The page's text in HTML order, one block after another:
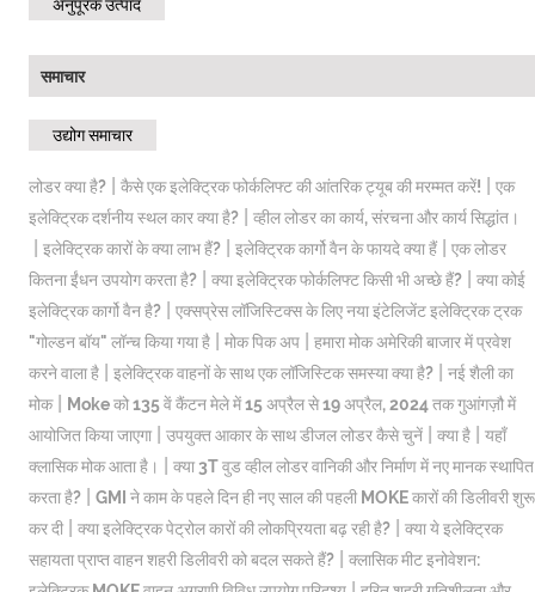
अनुपूरक उत्पाद
समाचार
उद्योग समाचार
लोडर क्या है?| कैसे एक इलेक्ट्रिक फोर्कलिफ्ट की आंतरिक ट्यूब की मरम्मत करें!
एक
इलेक्ट्रिक दर्शनीय स्थल कार क्या है?| व्हील लोडर का कार्य, संरचना और कार्य सिद्धांत।
इलेक्ट्रिक कारों के क्या लाभ हैं?| इलेक्ट्रिक कार्गो वैन के फायदे क्या हैं| एक लोडर
कितना ईंधन उपयोग करता है?| क्या इलेक्ट्रिक फोर्कलिफ्ट किसी भी अच्छे हैं?| क्या कोई
इलेक्ट्रिक कार्गो वैन है?| एक्सप्रेस लॉजिस्टिक्स के लिए नया इंटेलिजेंट इलेक्ट्रिक ट्रक
"गोल्डन बॉय" लॉन्च किया गया है| मोक पिक अप| हमारा मोक अमेरिकी बाजार में प्रवेश
करने वाला है| इलेक्ट्रिक वाहनों के साथ एक लॉजिस्टिक समस्या क्या है?| नई शैली का
मोक|
Moke को 135 वें कैंटन मेले में 15 अप्रैल से 19 अप्रैल, 2024 तक गुआंगज़ौ में
आयोजित किया जाएगा| उपयुक्त आकार के साथ डीजल लोडर कैसे चुनें| क्या है| यहाँ
क्लासिक मोक आता है।
क्या 3T वुड व्हील लोडर वानिकी और निर्माण में नए मानक स्थापित
करता है?| GMI ने काम के पहले दिन ही नए साल की पहली MOKE कारों की डिलीवरी शुरू
कर दी| क्या इलेक्ट्रिक पेट्रोल कारों की लोकप्रियता बढ़ रही है?| क्या ये इलेक्ट्रिक
सहायता प्राप्त वाहन शहरी डिलीवरी को बदल सकते हैं?| क्लासिक मीट इनोवेशन: